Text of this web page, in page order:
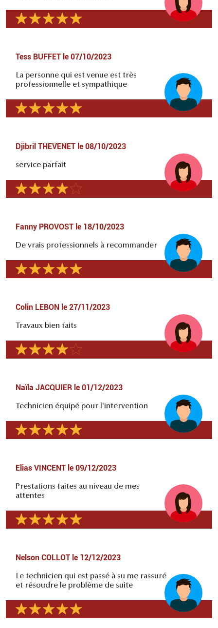
Tess BUFFET le 07/10/2023
La personne qui est venue est très
professionnelle et sympathique
Djibril THEVENET le 08/10/2023
service parfait
Fanny PROVOST le 18/10/2023
De vrais professionnels à recommander
Colin LEBON le 27/11/2023
Travaux bien faits
Naïla JACQUIER le 01/12/2023
Technicien équipé pour l'intervention
Elias VINCENT le 09/12/2023
Prestations faites au niveau de mes
attentes
Nelson COLLOT le 12/12/2023
Le technicien qui est passé à su me rassuré
et résoudre le problème de suite